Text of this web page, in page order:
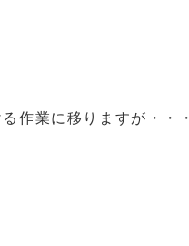
作業に移りますが・・・